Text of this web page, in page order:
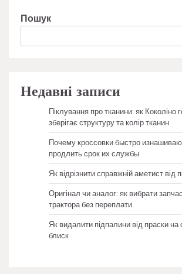
Пошук
Недавні записи
Піклування про тканини: як Коколіно
зберігає структуру та колір тканин
Почему кроссовки быстро
продлить срок их службы
Як відрізнити справжній аметист від
Оригінал чи аналог: як вибрати
трактора без переплати
Як видалити підпалини від праски на
блиск